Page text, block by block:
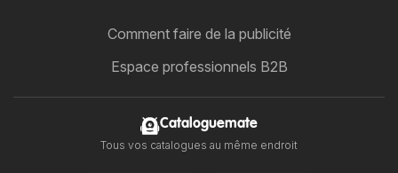
Comment faire de la publicité
Espace professionnels B2B
Cataloguemate
Tous vos catalogues au même endroit